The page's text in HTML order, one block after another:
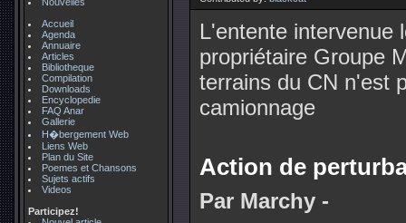
Accueil
Agenda
Annuaire
Articles
Bibliotheque
Compilation
Downloads
Encyclopedie
FAQ Anar
Gallerie
H�bergement Web
Liens Web
Plan du Site
Poemes et Chansons
Sujets actifs
Videos
Participez!
L'entente intervenue
propriétaire Groupe
terrains du CN n'est
camionnage
Action de
Par Marchy -